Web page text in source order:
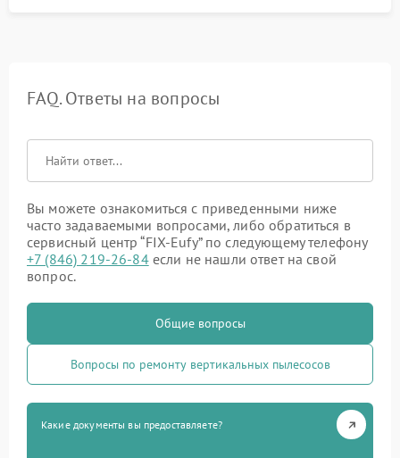
FAQ. Ответы на вопросы
Вы можете ознакомиться с приведенными ниже
часто задаваемыми вопросами, либо обратиться в
сервисный центр “FIX-Eufy” по следующему телефону
+7 (846) 219-26-84если не нашли ответ на свой
вопрос.
Общие вопросы
Вопросы по ремонту вертикальных пылесосов
Какие документы вы предоставляете?